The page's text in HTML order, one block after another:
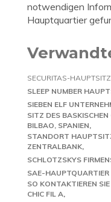
notwendigen
Hauptquartier
SECURITAS-
SLEEP NUMBER
SIEBEN ELF
SITZ DES
BILBAO, SPANIEN
STANDORT
ZENTRALBANK
SCHLOTZSKYS
SAE-HAUPTQUARTIER
SO KONTAKTIEREN
CHIC FIL A